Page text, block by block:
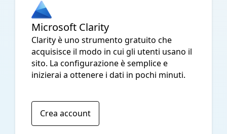
Microsoft Clarity
Clarity è uno strumento gratuito che
acquisisce il modo in cui gli utenti usano il
sito. La configurazione è semplice e
inizierai a ottenere i dati in pochi minuti.
Crea account